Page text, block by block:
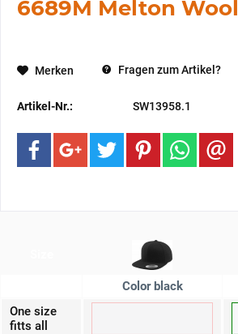
6689M Melton Wool
Merken Fragen zum Artikel?
Artikel-Nr.: SW13958.1
Color black
One size
fitts all